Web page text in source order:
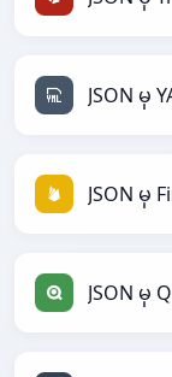
JSON မှ
JSON မှ
JSON မှ